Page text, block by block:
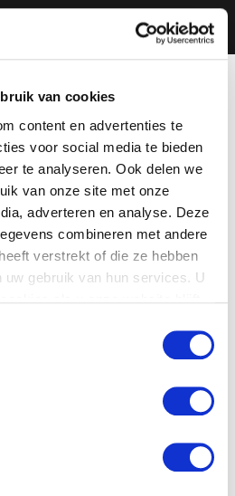
van cookies
content en advertenties te
voor social media te bieden
te analyseren. Ook delen we
van onze site met onze
adverteren en analyse. Deze
combineren met andere
verstrekt of die ze hebben
gebruik van hun services. U